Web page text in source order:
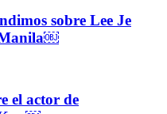
sobre Lee Je
Manila￼
el actor de